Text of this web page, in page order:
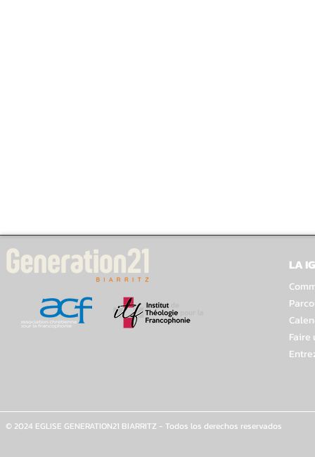
LA
Faire
© 2024 EGLISE GENERATION21 BIARRITZ - Todos los derechos reservados